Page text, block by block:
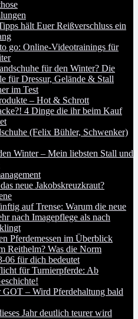
hält Euer Reißverschluss ein
go: Online-Videotrainings für
für den Winter? Die
für Dressur, Gelände & Stall
im Test
– Hot & Schrott
4 Dinge die ihr beim Kauf
(Felix Bühler, Schwenker)
Winter – Mein liebsten Stall und
neue Jakobskreuzkraut?
auf Trense: Warum die neue
nach Imagepflege als nach
Pferdemessen im Überblick
Reithelm? Was die Norm
06 für dich bedeutet
für Turnierpferde: Ab
GOT – Wird Pferdehaltung bald
Jahr deutlich teurer wird